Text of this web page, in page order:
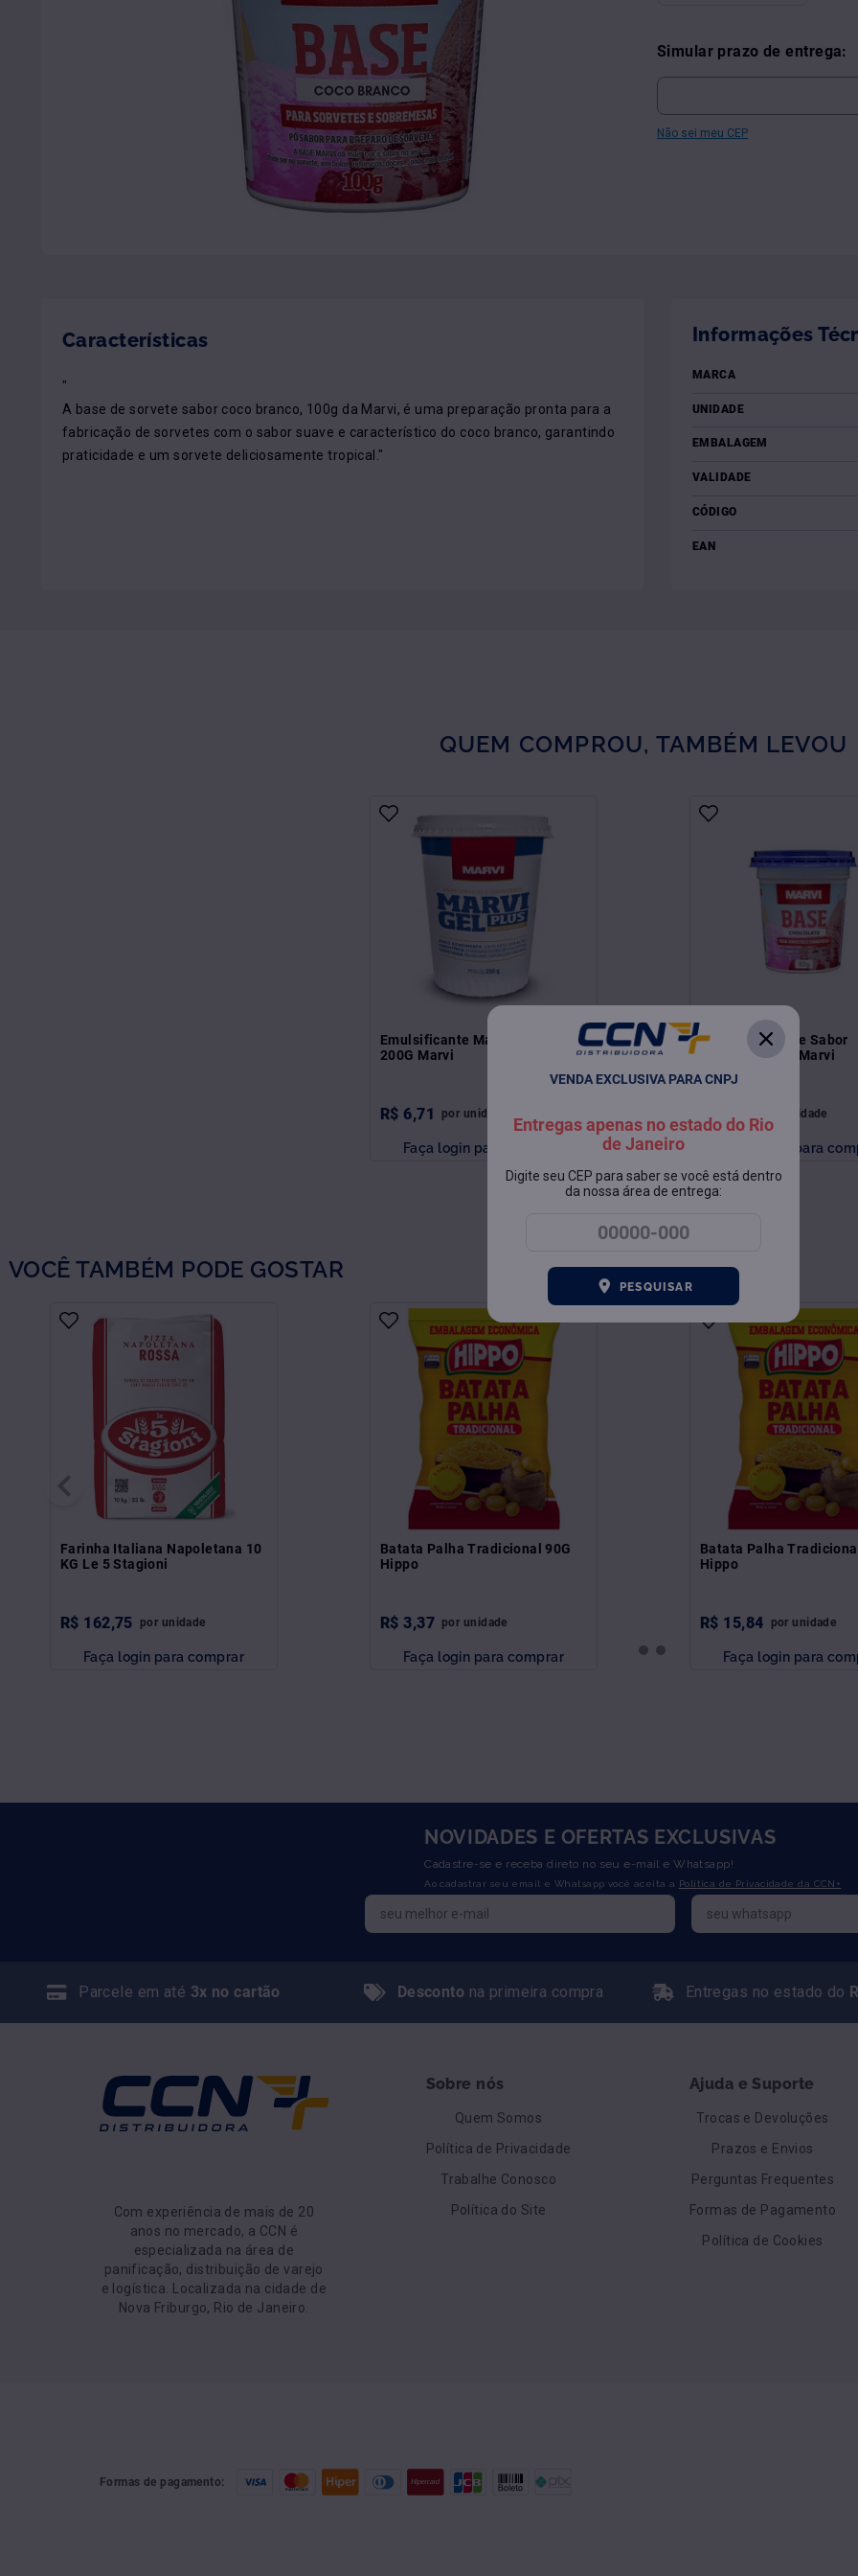
VENDA EXCLUSIVA PARA CNPJ
Entregas apenas no estado do Rio
de Janeiro
Digite seu CEP para saber se você está dentro
da nossa área de entrega:
PESQUISAR
Simular prazo de entrega:
Não sei meu CEP
Características
"
A base de sorvete sabor coco branco, 100g da Marvi, é uma preparação pronta para a
fabricação de sorvetes com o sabor suave e característico do coco branco, garantindo
praticidade e um sorvete deliciosamente tropical."
Informações
MARCA
UNIDADE
EMBALAGEM
VALIDADE
CÓDIGO
EAN
QUEM COMPROU, TAMBÉM LEVOU
Emulsificante Marvigel Plus
200G Marvi
R$ 6,71 por unidade
Faça login para comprar
Base De Sorvete Sabor
Chocolate 80G Marvi
R$ 9, unidade
Faça login para
VOCÊ TAMBÉM PODE GOSTAR
Farinha Italiana Napoletana 10
KG Le 5 Stagioni
R$ 162,75 por unidade
Faça login para comprar
Batata Palha Tradicional 90G
Hippo
R$ 3,37 por unidade
Faça login para comprar
Batata Palha
Hippo
R$ 15,84 por unidade
Faça login para
NOVIDADES E OFERTAS EXCLUSIVAS
Cadastre-se e receba direto no seu e-mail e Whatsapp!
Ao cadastrar seu email e Whatsapp você aceita a Política de Privacidade da CCN+
Parcele em até 3x no cartão Desconto na primeira compra Entregas no estado do
Com experiência de mais de 20
anos no mercado, a CCN é
especializada na área de
panificação, distribuição de varejo
e logística. Localizada na cidade de
Nova Friburgo, Rio de Janeiro.
Sobre nós
Quem Somos
Política de Privacidade
Trabalhe Conosco
Política do Site
Ajuda e Suporte
Trocas e Devoluções
Prazos e Envios
Perguntas Frequentes
Formas de Pagamento
Política de Cookies
Formas de pagamento: